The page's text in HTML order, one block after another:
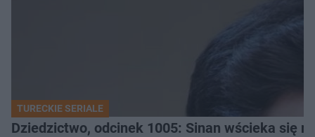
TURECKIE SERIALE
Dziedzictwo, odcinek 1005: Sinan wścieka się